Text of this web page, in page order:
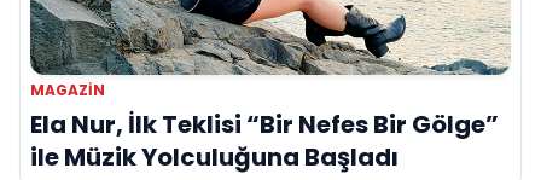
MAGAZIN
Ela Nur, İlk Teklisi “Bir Nefes Bir Gölge”
ile Müzik Yolculuğuna Başladı